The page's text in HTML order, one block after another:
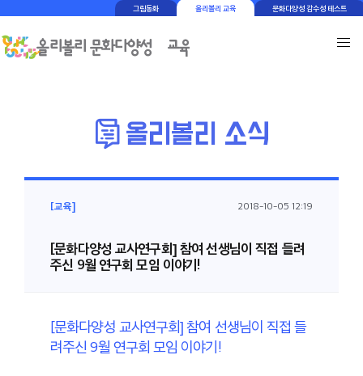
그림동화 올리볼리 교육 문화다양성 감수성 테스트
[교육] 2018-10-05 12:19
[문화다양성 교사연구회] 참여 선생님이 직접 들려
주신 9월 연구회 모임 이야기!
[문화다양성 교사연구회] 참여 선생님이 직접 들
려주신 9월 연구회 모임 이야기!